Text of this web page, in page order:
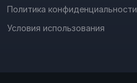
Политика конфиденциальности
Условия использования